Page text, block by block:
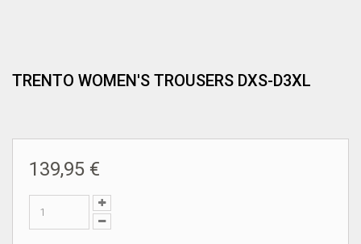
TRENTO WOMEN'S TROUSERS DXS-D3XL
139,95 €